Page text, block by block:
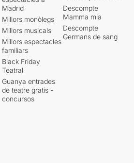
Madrid
Millors monòlegs
Millors musicals
Millors espectacles
familiars
Black Friday
Teatral
Guanya entrades
de teatre gratis -
concursos
Descompte
Mamma mia
Descompte
Germans de sang